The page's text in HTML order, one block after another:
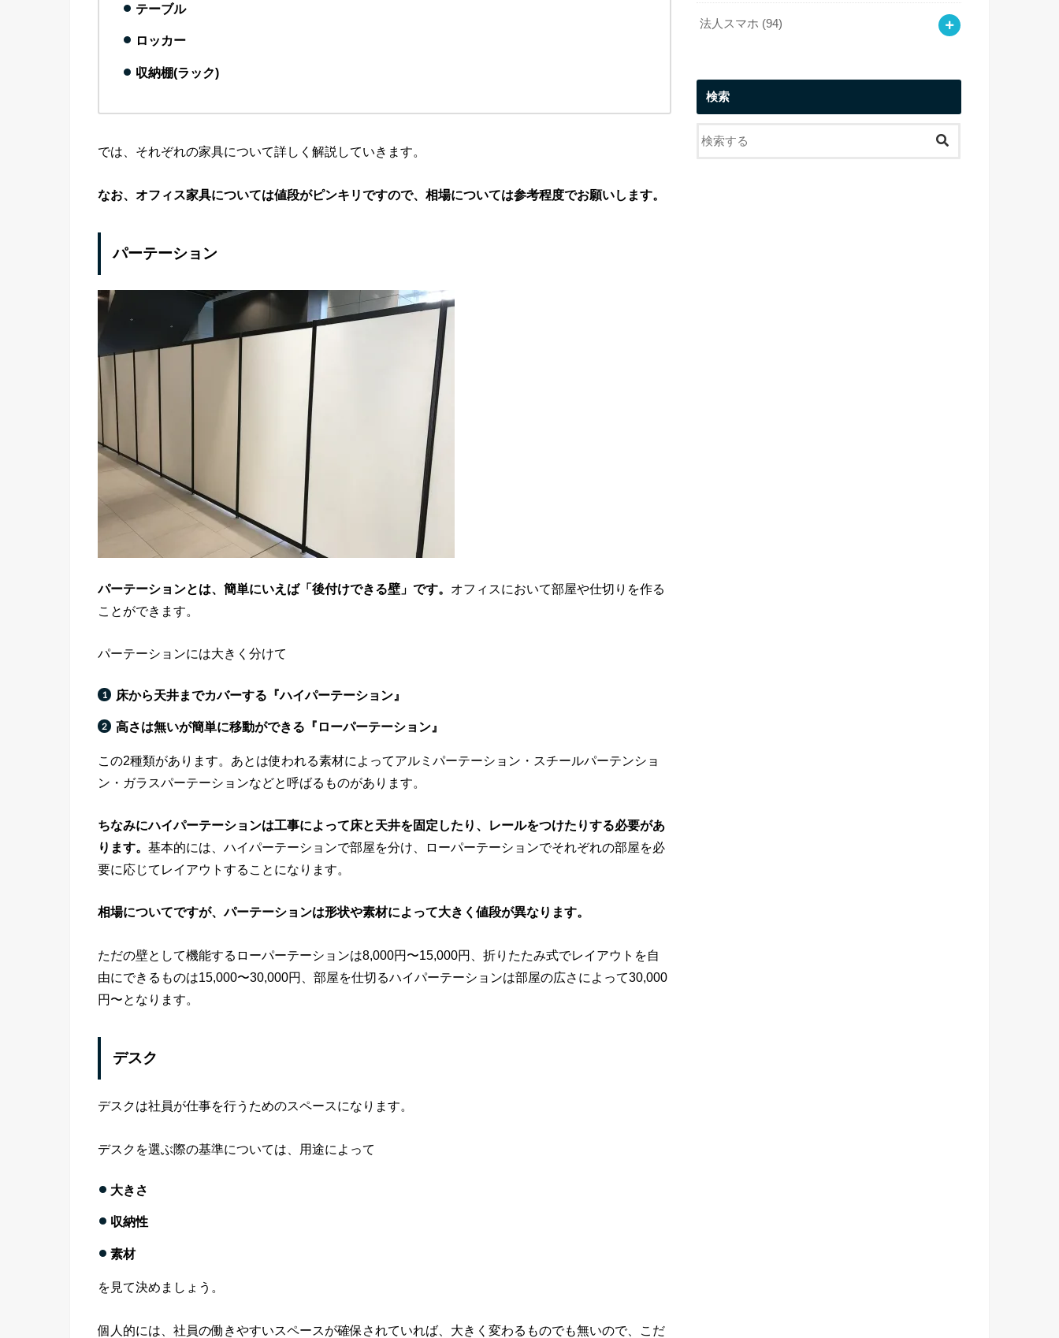
テーブル
ロッカー
収納棚(ラック)
では、それぞれの家具について詳しく解説していきます。
なお、オフィス家具については値段がピンキリですので、相場については参考程度でお願いします。
パーテーション
パーテーションとは、簡単にいえば「後付けできる壁」です。 オフィスにおいて部屋や仕切りを作る
ことができます。
パーテーションには大きく分けて
床から天井までカバーする『ハイパーテーション』
高さは無いが簡単に移動ができる『ローパーテーション』
この2種類があります。あとは使われる素材によってアルミパーテーション・スチールパーテンショ
ン・ガラスパーテーションなどと呼ばるものがあります。
ちなみにハイパーテーションは工事によって床と天井を固定したり、レールをつけたりする必要があ
ります。 基本的には、ハイパーテーションで部屋を分け、ローパーテーションでそれぞれの部屋を必
要に応じてレイアウトすることになります。
相場についてですが、パーテーションは形状や素材によって大きく値段が異なります。
ただの壁として機能するローパーテーションは8,000円〜15,000円、折りたたみ式でレイアウトを自
由にできるものは15,000〜30,000円、部屋を仕切るハイパーテーションは部屋の広さによって30,000
円〜となります。
デスク
デスクは社員が仕事を行うためのスペースになります。
デスクを選ぶ際の基準については、用途によって
大きさ
収納性
素材
を見て決めましょう。
個人的には、社員の働きやすいスペースが確保されていれば、大きく変わるものでも無いので、こだ
法人スマホ (94)
検索